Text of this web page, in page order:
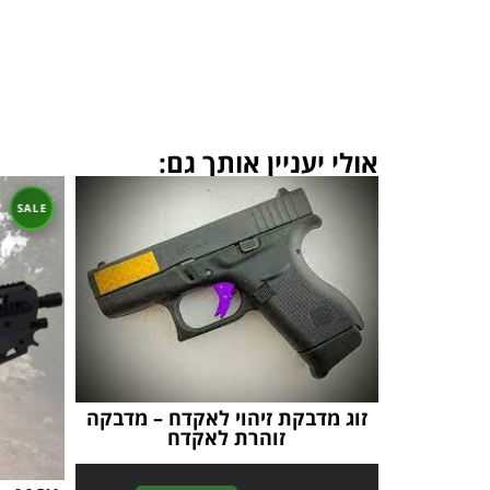
אולי יעניין אותך גם:
זוג מדבקת זיהוי לאקדח – מדבקה
זוהרת לאקדח